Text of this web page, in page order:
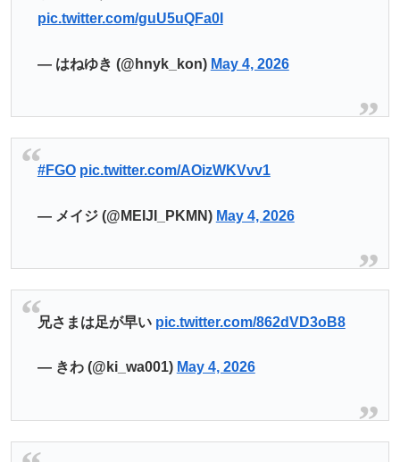
pic.twitter.com/guU5uQFa0I
— はねゆき (@hnyk_kon) May 4, 2026
#FGO pic.twitter.com/AOizWKVvv1
— メイジ (@MEIJI_PKMN) May 4, 2026
兄さまは足が早い pic.twitter.com/862dVD3oB8
— きわ (@ki_wa001) May 4, 2026